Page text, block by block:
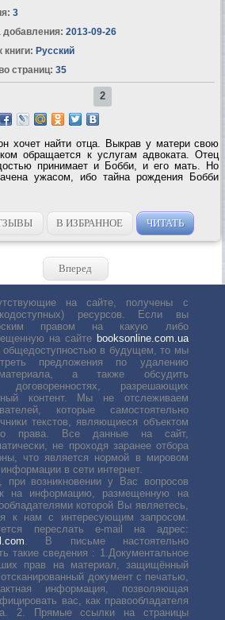
3
добавления: 2013-09-26
книги: Русский
страниц: 35
2
хочет найти отца. Выкрав у матери свою
обращается к услугам адвоката. Отец
принимает и Бобби, и его мать. Но
ужасом, ибо тайна рождения Бобби
В ИЗБРАННОЕ ЧИТАТЬ
Вперед
на сайте, получены с
ресурсов. Если вы
правом на какую либо
на сайте booksonline.com.ua
общедоступностью в будущем, то мы
предложения по удалению
материала, а также обсудить
разрешающих
контент. Мы не отслеживаем
которые самостоятельно
текстов, являющиеся объектом
права. Все данные на сайт,
не проходя заранее отбора
что является нормой в мировом
в сети интернет.
возникновении у Вас вопросов
на информацию, размещенную на
которой Вы являетесь,
к нам с интересующим запросом.
переслать е-mail на адрес:
. В письме настоятельно
такие сведения : 1.Документальное
прав на материал, защищённый
документ с печатью,
информация, позволяющая
вас, как правообладателя
2. Прямые ссылки на страницы